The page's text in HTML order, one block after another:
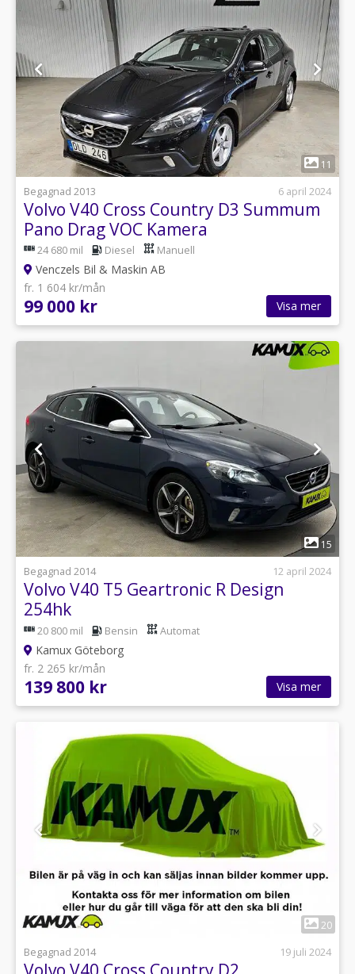
1
11
Begagnad 2013
6 april 2024
Volvo V40 Cross Country D3 Summum
Pano Drag VOC Kamera
24 680 mil Diesel Manuell
Venczels Bil & Maskin AB
fr. 1 604 kr/mån
99 000 kr Visa mer
1
15
Begagnad 2014
12 april 2024
Volvo V40 T5 Geartronic R Design
254hk
20 800 mil Bensin Automat
Kamux Göteborg
fr. 2 265 kr/mån
139 800 kr Visa mer
20
Begagnad 2014
19 juli 2024